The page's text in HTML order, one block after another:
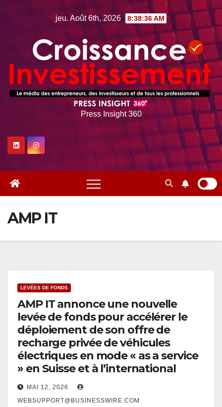
jeu. Août 6th, 2026 8:38:37 AM
Press Insight 360
AMP IT
LEVÉES DE FONDS
AMP IT annonce une nouvelle
levée de fonds pour accélérer le
déploiement de son offre de
recharge privée de véhicules
électriques en mode « as a service
» en Suisse et à l’international
MAI 12, 2026
WEBSUPPORT@BUSINESSWIRE.COM